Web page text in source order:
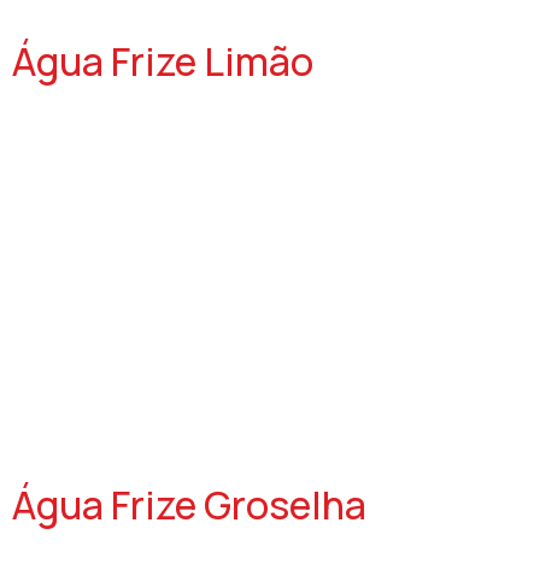
Água Frize Limão
Água Frize Groselha